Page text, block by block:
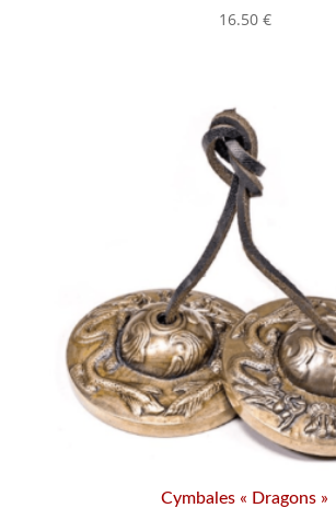
16.50 €
Cymbales « Dragons »